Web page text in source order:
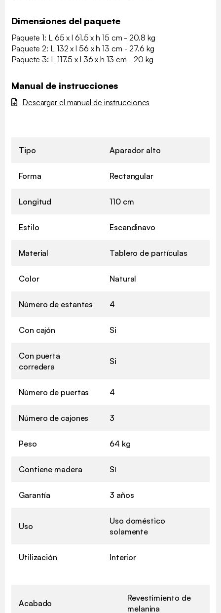
Dimensiones del paquete
Paquete 1: L 65 x l 61.5 x h 15 cm - 20.8 kg
Paquete 2: L 132 x l 56 x h 13 cm - 27.6 kg
Paquete 3: L 117.5 x l 36 x h 13 cm - 20 kg
Manual de instrucciones
Descargar el manual de instrucciones
Tipo Aparador alto
Forma Rectangular
Longitud 110 cm
Estilo Escandinavo
Material Tablero de partículas
Color Natural
Número de estantes 4
Con cajón Si
Con puerta
corredera
Si
Número de puertas 4
Número de cajones 3
Peso 64 kg
Contiene madera Sí
Garantía 3 años
Uso
Uso doméstico
solamente
Utilización Interior
Acabado
Revestimiento de
melanina